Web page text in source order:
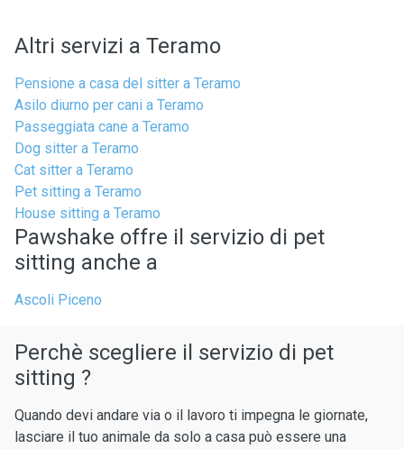
Altri servizi a Teramo
Pensione a casa del sitter a Teramo
Asilo diurno per cani a Teramo
Passeggiata cane a Teramo
Dog sitter a Teramo
Cat sitter a Teramo
Pet sitting a Teramo
House sitting a Teramo
Pawshake offre il servizio di pet
sitting anche a
Ascoli Piceno
Perchè scegliere il servizio di pet
sitting ?
Quando devi andare via o il lavoro ti impegna le giornate,
lasciare il tuo animale da solo a casa può essere una